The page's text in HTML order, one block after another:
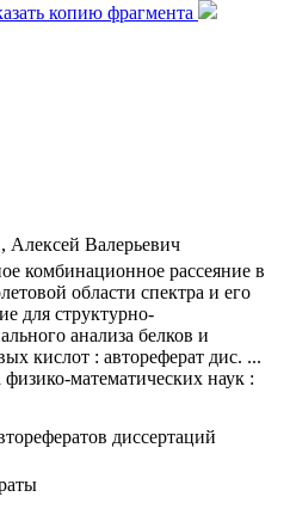
копию фрагмента
Алексей Валерьевич
комбинационное рассеяние в
области спектра и его
для структурно-
анализа белков и
кислот : автореферат дис. ...
физико-математических наук :
диссертаций